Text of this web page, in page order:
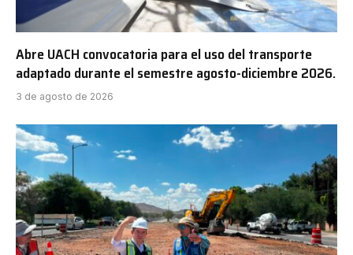
Abre UACH convocatoria para el uso del transporte
adaptado durante el semestre agosto-diciembre 2026.
3 de agosto de 2026